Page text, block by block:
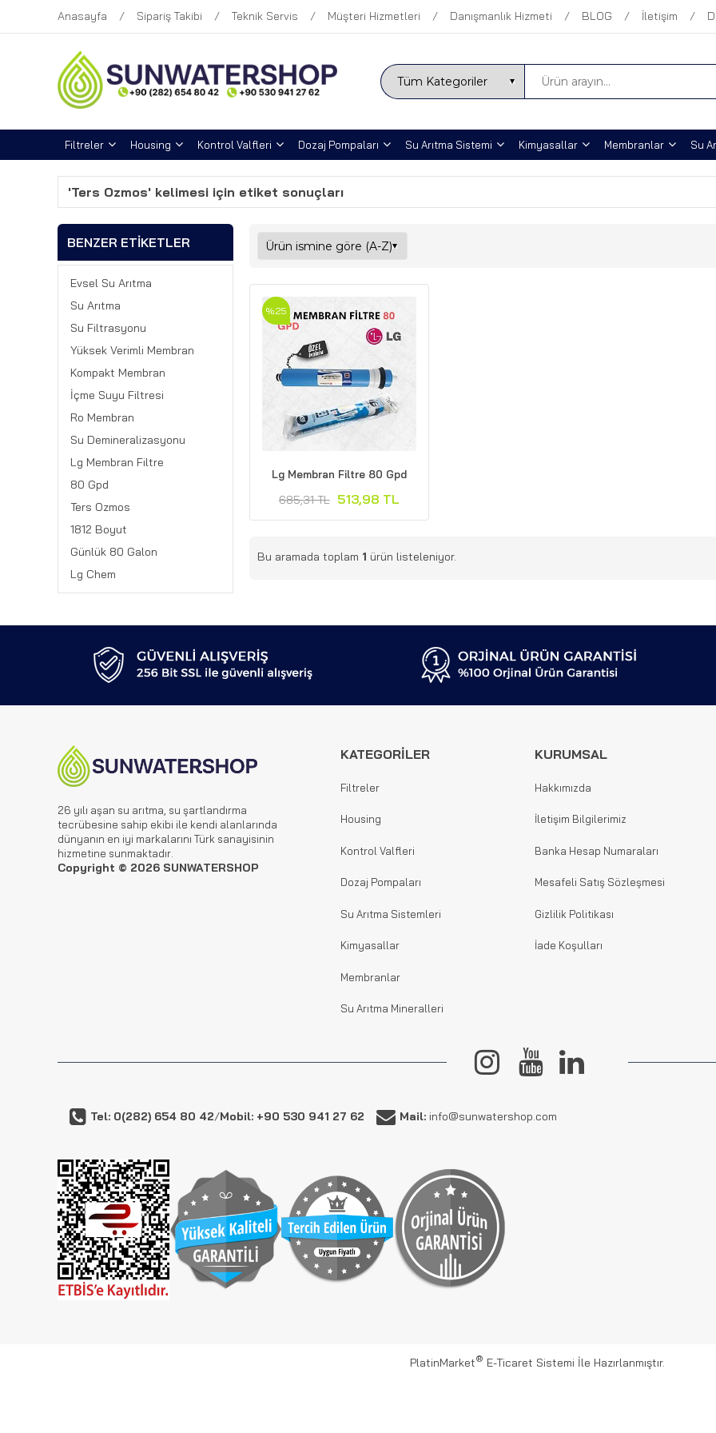
Anasayfa Sipariş Takibi Teknik Servis Müşteri Hizmetleri Danışmanlık Hizmeti BLOG İletişim
Filtreler Housing Kontrol Valfleri Dozaj Pompaları Su Arıtma Sistemi Kimyasallar Membranlar Su
'Ters Ozmos' kelimesi için etiket sonuçları
BENZER ETIKETLER
Evsel Su Arıtma
Su Arıtma
Su Filtrasyonu
Yüksek Verimli Membran
Kompakt Membran
İçme Suyu Filtresi
Ro Membran
Su Demineralizasyonu
Lg Membran Filtre
80 Gpd
Ters Ozmos
1812 Boyut
Günlük 80 Galon
Lg Chem
Lg Membran Filtre 80 Gpd
685,31 TL 513,98 TL
%25
Bu aramada toplam 1 ürün listeleniyor.
26 yılı aşan su arıtma, su şartlandırma
tecrübesine sahip ekibi ile kendi alanlarında
dünyanın en iyi markalarını Türk sanayisinin
hizmetine sunmaktadır.
Copyright © 2026 SUNWATERSHOP
KATEGORİLER
Filtreler
Housing
Kontrol Valfleri
Dozaj Pompaları
Su Arıtma Sistemleri
Kimyasallar
Membranlar
Su Arıtma Mineralleri
KURUMSAL
Hakkımızda
İletişim Bilgilerimiz
Banka Hesap Numaraları
Mesafeli Satış Sözleşmesi
Gizlilik Politikası
İade Koşulları
Tel: 0(282) 654 80 42/Mobil: +90 530 941 27 62 Mail: info@sunwatershop.com
PlatinMarket® E-Ticaret Sistemi İle Hazırlanmıştır.